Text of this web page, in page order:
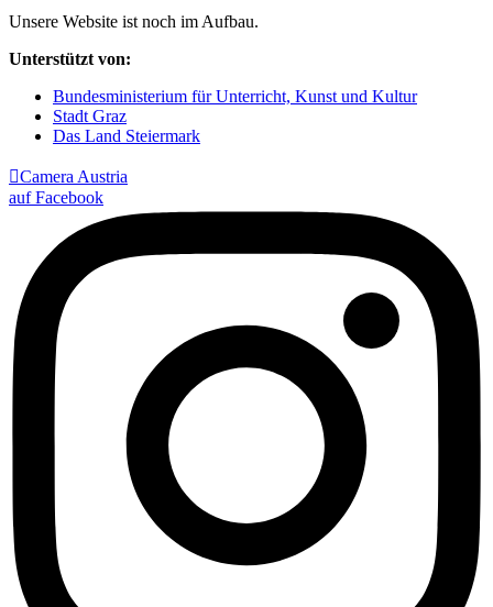
Unsere Website ist noch im Aufbau.
Unterstützt von:
Bundesministerium für Unterricht, Kunst und Kultur
Stadt Graz
Das Land Steiermark
Camera Austria
auf Facebook